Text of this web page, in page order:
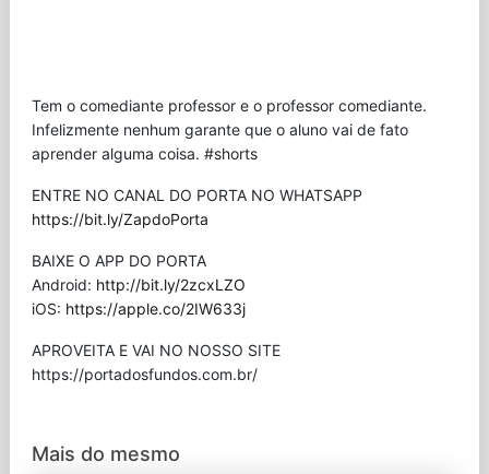
Tem o comediante professor e o professor comediante.
Infelizmente nenhum garante que o aluno vai de fato
aprender alguma coisa. #shorts
ENTRE NO CANAL DO PORTA NO WHATSAPP
https://bit.ly/ZapdoPorta
BAIXE O APP DO PORTA
Android: http://bit.ly/2zcxLZO
iOS: https://apple.co/2IW633j
APROVEITA E VAI NO NOSSO SITE
⁠https://portadosfundos.com.br/
Mais do mesmo